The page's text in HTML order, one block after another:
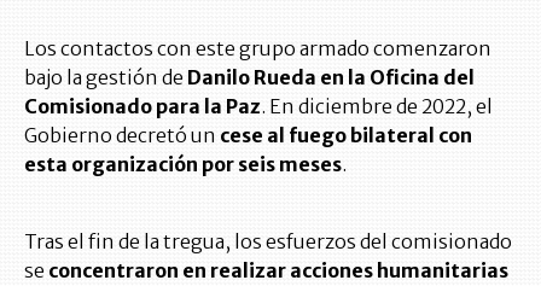
Los contactos con este grupo armado comenzaron
bajo la gestión de Danilo Rueda en la Oficina del
Comisionado para la Paz. En diciembre de 2022, el
Gobierno decretó un cese al fuego bilateral con
esta organización por seis meses.
Tras el fin de la tregua, los esfuerzos del comisionado
se concentraron en realizar acciones humanitarias